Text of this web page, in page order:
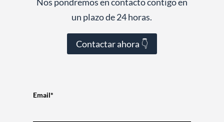
un plazo de 24 horas.
Contactar ahora 👇
Email*